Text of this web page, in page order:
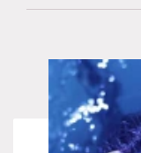
CLIPに加え、特典
た『AIO